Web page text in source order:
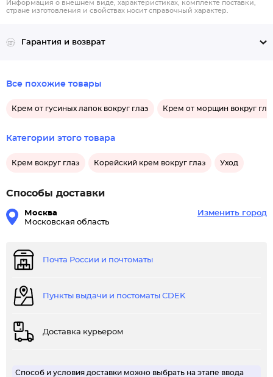
Информация о внешнем виде, характеристиках, комплекте поставки,
стране изготовления и свойствах носит справочный характер.
Гарантия и возврат
Все похожие товары
Крем от гусиных лапок вокруг глаз Крем от морщин вокруг
Категории этого товара
Крем вокруг глаз Корейский крем вокруг глаз Уход
Способы доставки
Москва
Московская область
Изменить город
Почта России и почтоматы
Пункты выдачи и постоматы CDEK
Доставка курьером
Способ и условия доставки можно выбрать на этапе ввода